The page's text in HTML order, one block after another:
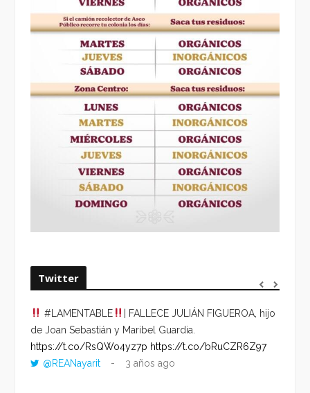
Twitter
#LAMENTABLE
| FALLECE JULIÁN FIGUEROA, hijo
de Joan Sebastián y Maribel Guardia.
https://t.co/RsQWo4yz7p https://t.co/bRuCZR6Z97
@REANayarit
3 años ago